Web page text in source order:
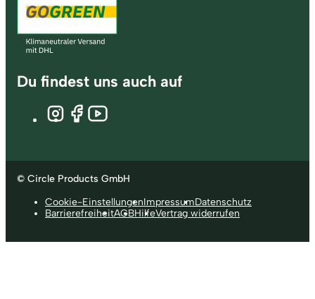
Du findest uns auch auf
© Circle Products GmbH
Cookie-EinstellungenImpressumDatenschutz
BarrierefreiheitAGBHilfeVertrag widerrufen